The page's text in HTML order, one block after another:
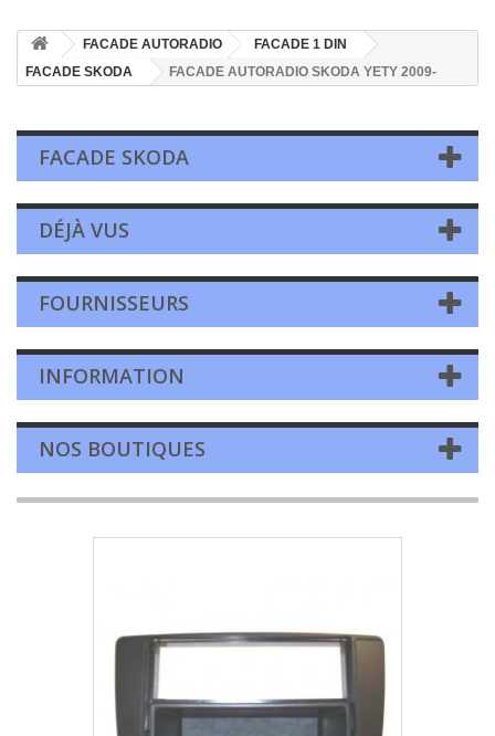
FACADE AUTORADIO
FACADE 1 DIN
FACADE SKODA
FACADE AUTORADIO SKODA YETY 2009-
FACADE SKODA
DÉJÀ VUS
FOURNISSEURS
INFORMATION
NOS BOUTIQUES